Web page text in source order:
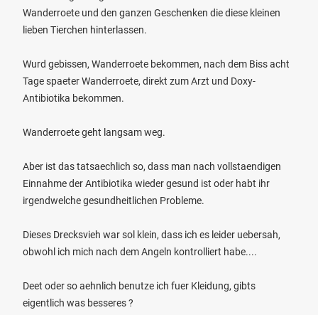
Wanderroete und den ganzen Geschenken die diese kleinen
lieben Tierchen hinterlassen.
Wurd gebissen, Wanderroete bekommen, nach dem Biss acht
Tage spaeter Wanderroete, direkt zum Arzt und Doxy-
Antibiotika bekommen.
Wanderroete geht langsam weg.
Aber ist das tatsaechlich so, dass man nach vollstaendigen
Einnahme der Antibiotika wieder gesund ist oder habt ihr
irgendwelche gesundheitlichen Probleme.
Dieses Drecksvieh war sol klein, dass ich es leider uebersah,
obwohl ich mich nach dem Angeln kontrolliert habe....
Deet oder so aehnlich benutze ich fuer Kleidung, gibts
eigentlich was besseres ?